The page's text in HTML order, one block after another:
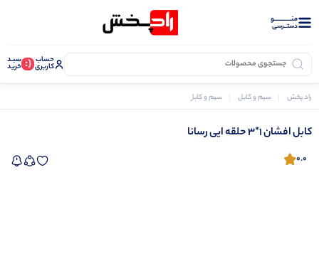
منــــــــــــو
دستــرسی
حساب
کاربری (: سبـد
خرید
راد پخش سیم و کابل سیم و کابل برق
کابل افشان 1*3 حلقه ایی رسانا
0.0